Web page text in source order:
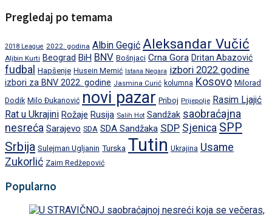
Pregledaj po temama
2018 League 2022. godina Albin Gegić Aleksandar Vučić
Aljbin Kurti Beograd BiH BNV Bošnjaci Crna Gora Dritan Abazović
fudbal Hapšenje Husein Memić Istana Negara izbori 2022.godine
izbori za BNV 2022. godine Jasmina Curić kolumna Kosovo Milorad
Dodik Milo Đukanović novi pazar Priboj Prijepolje Rasim Ljajić
Rat u Ukrajini Rožaje Rusija Salih Hot Sandžak saobraćajna
nesreća Sarajevo SDA SDA Sandžaka SDP Sjenica SPP
Srbija Sulejman Ugljanin Turska Tutin Ukrajina Usame
Zukorlić Zaim Redžepović
Popularno